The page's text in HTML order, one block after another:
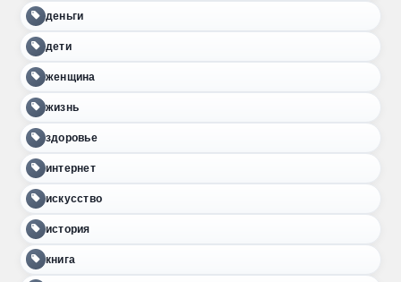
деньги
дети
женщина
жизнь
здоровье
интернет
искусство
история
книга